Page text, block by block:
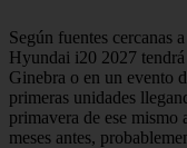
Según fuentes cercanas
Hyundai i20 2027
Ginebra o en un evento
primeras unidades
primavera de ese
meses antes,